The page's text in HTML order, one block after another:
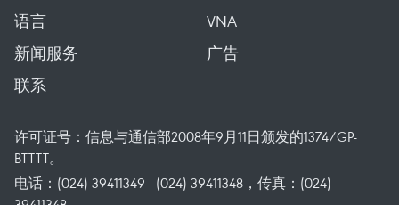
语言
VNA
新闻服务
广告
联系
许可证号：信息与通信部2008年9月11日颁发的1374/GP-
BTTTT。
电话：(024) 39411349 - (024) 39411348，传真：(024)